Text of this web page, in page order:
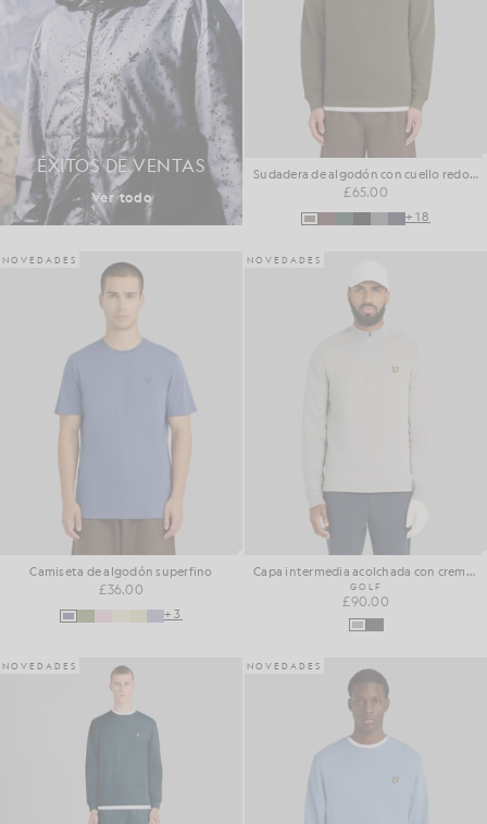
ÉXITOS DE VENTAS
Ver todo
Sudadera de algodón con cuello redondo
£65.00
+18
NOVEDADES
Camiseta de algodón superfino
£36.00
+3
NOVEDADES
Capa intermedia acolchada con cremallera de 1/4
GOLF
£90.00
NOVEDADES NOVEDADES